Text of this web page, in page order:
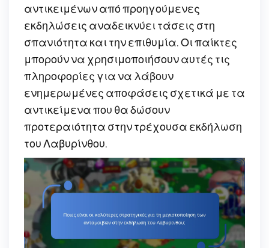
αντικειμένων από προηγούμενες
εκδηλώσεις αναδεικνύει τάσεις στη
σπανιότητα και την επιθυμία. Οι παίκτες
μπορούν να χρησιμοποιήσουν αυτές τις
πληροφορίες για να λάβουν
ενημερωμένες αποφάσεις σχετικά με τα
αντικείμενα που θα δώσουν
προτεραιότητα στην τρέχουσα εκδήλωση
του Λαβυρίνθου.